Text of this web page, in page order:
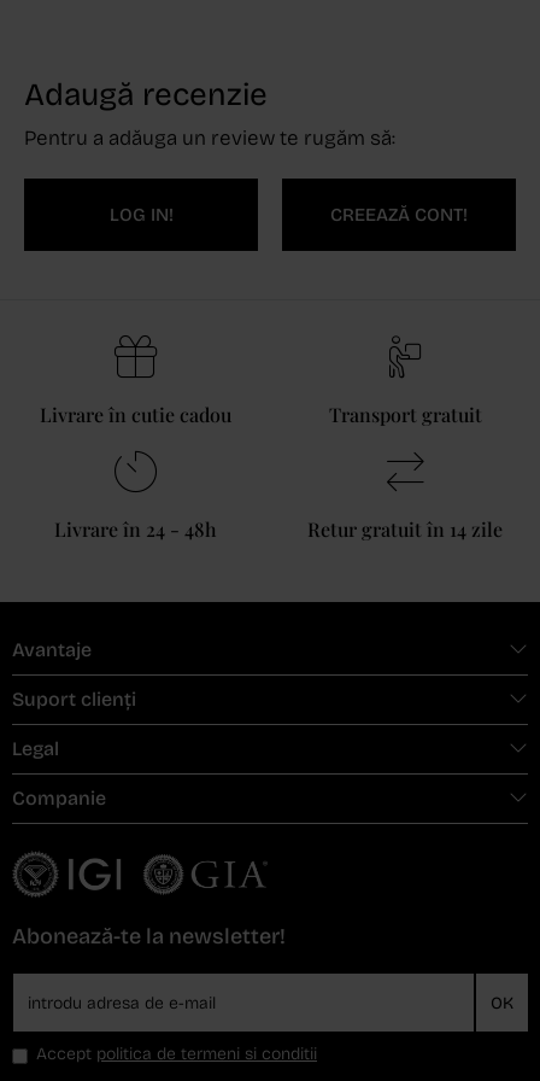
Adaugă recenzie
Pentru a adăuga un review te rugăm să:
LOG IN! CREEAZĂ CONT!
Livrare în cutie cadou Transport gratuit
Livrare în 24 - 48h Retur gratuit în 14 zile
Avantaje
Suport clienți
Legal
Companie
Abonează-te la newsletter!
OK
Accept politica de termeni si conditii